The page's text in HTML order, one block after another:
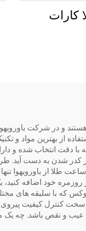
کارات
و در شرکت
برخوردارند. از سال 2006
دقت انتخاب شده و
کدر شدن به دست
طلا از باورویهوا
خود اضافه
که با سلیقه های
سخت کنترل
عیب و نقص باشد. چه